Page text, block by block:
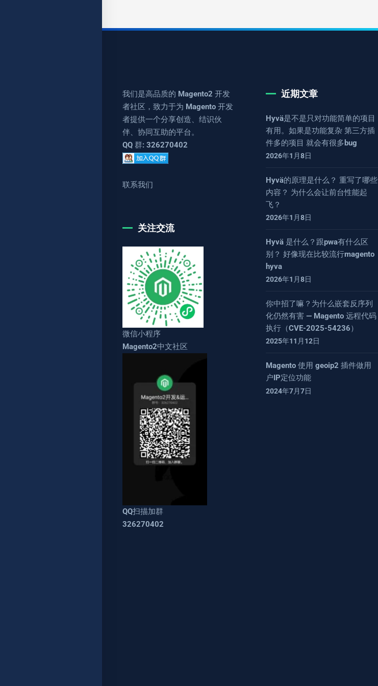
我们是高品质的 Magento2 开发
者社区，致力于为 Magento 开发
者提供一个分享创造、结识伙
伴、协同互助的平台。
QQ 群: 326270402
联系我们
关注交流
微信小程序
Magento2中文社区
QQ扫描加群
326270402
近期文章
Hyvä是不是只对功能简单的项目
有用。如果是功能复杂 第三方插
件多的项目 就会有很多bug
2026年1月8日
Hyvä的原理是什么？ 重写了哪些
内容？ 为什么会让前台性能起
飞？
2026年1月8日
Hyvä 是什么？跟pwa有什么区
别？ 好像现在比较流行magento
hyva
2026年1月8日
你中招了嘛？为什么嵌套反序列
化仍然有害 — Magento 远程代码
执行（CVE-2025-54236）
2025年11月12日
Magento 使用 geoip2 插件做用
户IP定位功能
2024年7月7日